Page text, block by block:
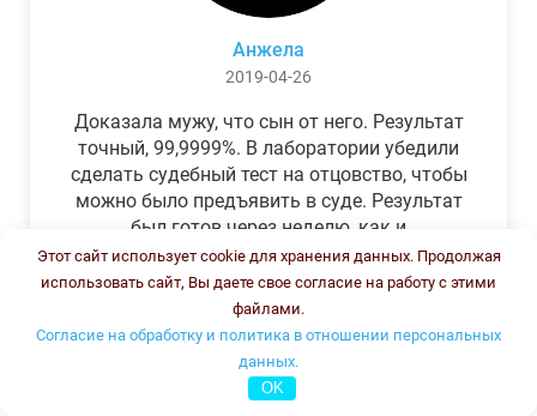
Анжела
2019-04-26
Доказала мужу, что сын от него. Результат
точный, 99,9999%. В лаборатории убедили
сделать судебный тест на отцовство, чтобы
можно было предъявить в суде. Результат
был готов через неделю, как и
обещали.Теперь муж бегает и извиняется.
Этот сайт использует cookie для хранения данных. Продолжая
использовать сайт, Вы даете свое согласие на работу с этими
файлами.
Согласие на обработку и политика в отношении персональных
данных.
OK